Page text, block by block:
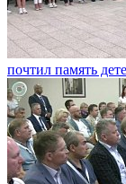
почтил память